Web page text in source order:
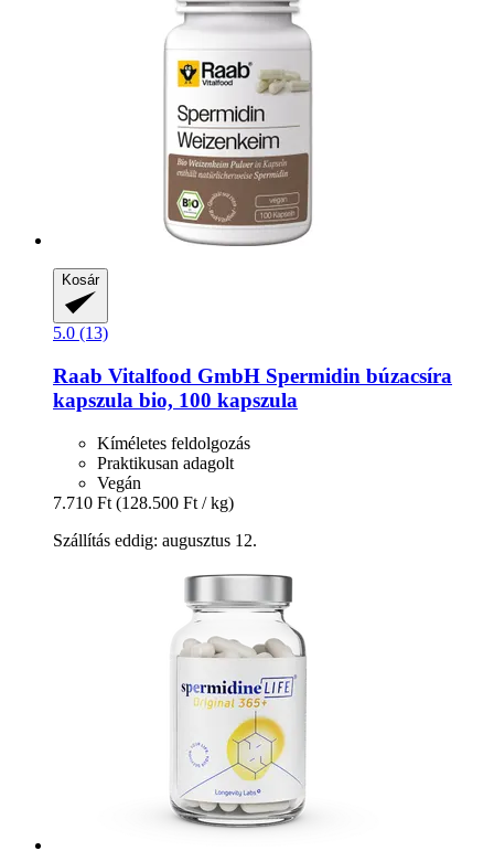
Kosár
5.0 (13)
Raab Vitalfood GmbH Spermidin búzacsíra
kapszula bio, 100 kapszula
Kíméletes feldolgozás
Praktikusan adagolt
Vegán
7.710 Ft (128.500 Ft / kg)
Szállítás eddig: augusztus 12.